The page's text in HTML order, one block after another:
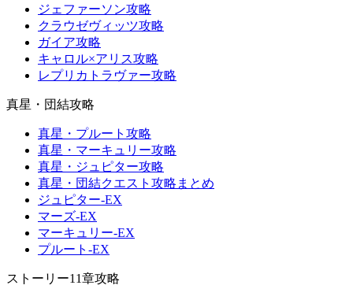
ジェファーソン攻略
クラウゼヴィッツ攻略
ガイア攻略
キャロル×アリス攻略
レプリカトラヴァー攻略
真星・団結攻略
真星・プルート攻略
真星・マーキュリー攻略
真星・ジュピター攻略
真星・団結クエスト攻略まとめ
ジュピター-EX
マーズ-EX
マーキュリー-EX
プルート-EX
ストーリー11章攻略